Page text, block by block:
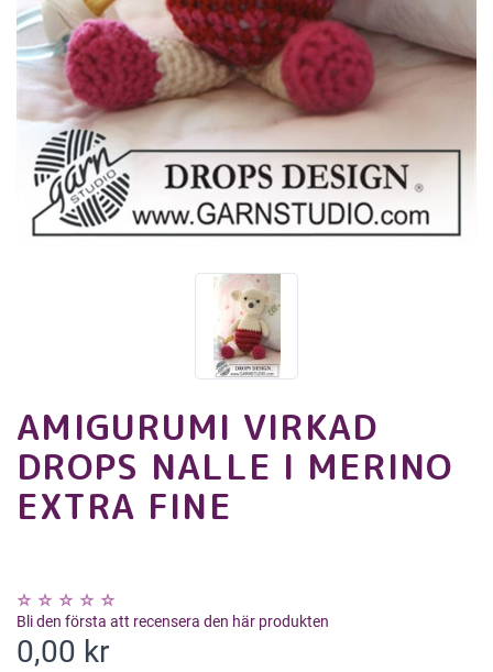
AMIGURUMI VIRKAD
DROPS NALLE I MERINO
EXTRA FINE
Bli den första att recensera den här produkten
0,00 kr